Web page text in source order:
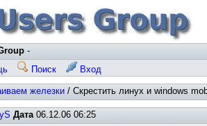
-
Поиск Вход
железки / Скрестить линух и windows
Дата06.12.06 06:25